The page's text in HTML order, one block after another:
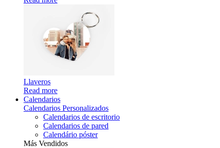
Llaveros
Read more
Calendarios
Calendarios Personalizados
Calendarios de escritorio
Calendarios de pared
Calendário póster
Más Vendidos